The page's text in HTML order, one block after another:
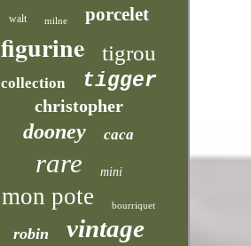
walt milne porcelet
figurine tigrou
collection tigger
christopher
dooney caca
rare mini
mon pote bourriquet
robin vintage